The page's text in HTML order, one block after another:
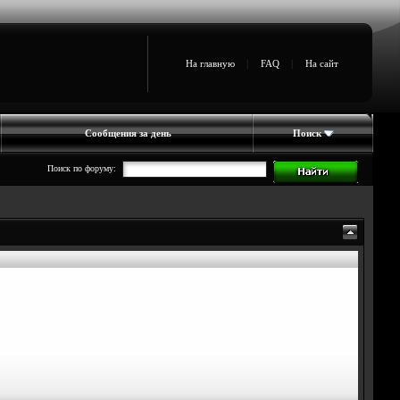
На главную FAQ На сайт
Сообщения за день Поиск
Поиск по форуму: